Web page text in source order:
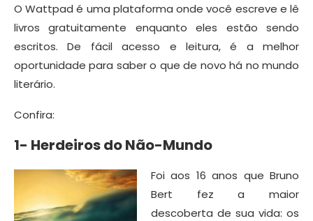
O Wattpad é uma plataforma onde você escreve e lê
livros gratuitamente enquanto eles estão sendo
escritos. De fácil acesso e leitura, é a melhor
oportunidade para saber o que de novo há no mundo
literário.
Confira:
1- Herdeiros do Não-Mundo
Foi aos 16 anos que Bruno
Bert fez a maior
descoberta de sua vida: os